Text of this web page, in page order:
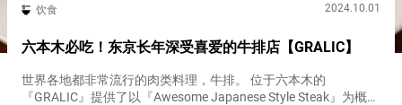
饮食 2024.10.01
六本木必吃！东京长年深受喜爱的牛排店【GRALIC】
世界各地都非常流行的肉类料理，牛排。 位于六本木的
『GRALIC』提供了以『Awesome Japanese Style Steak』为概念